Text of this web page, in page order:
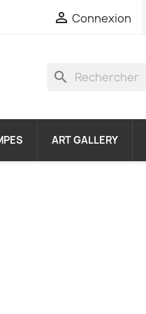
 Connexion
search
ART GALLERY